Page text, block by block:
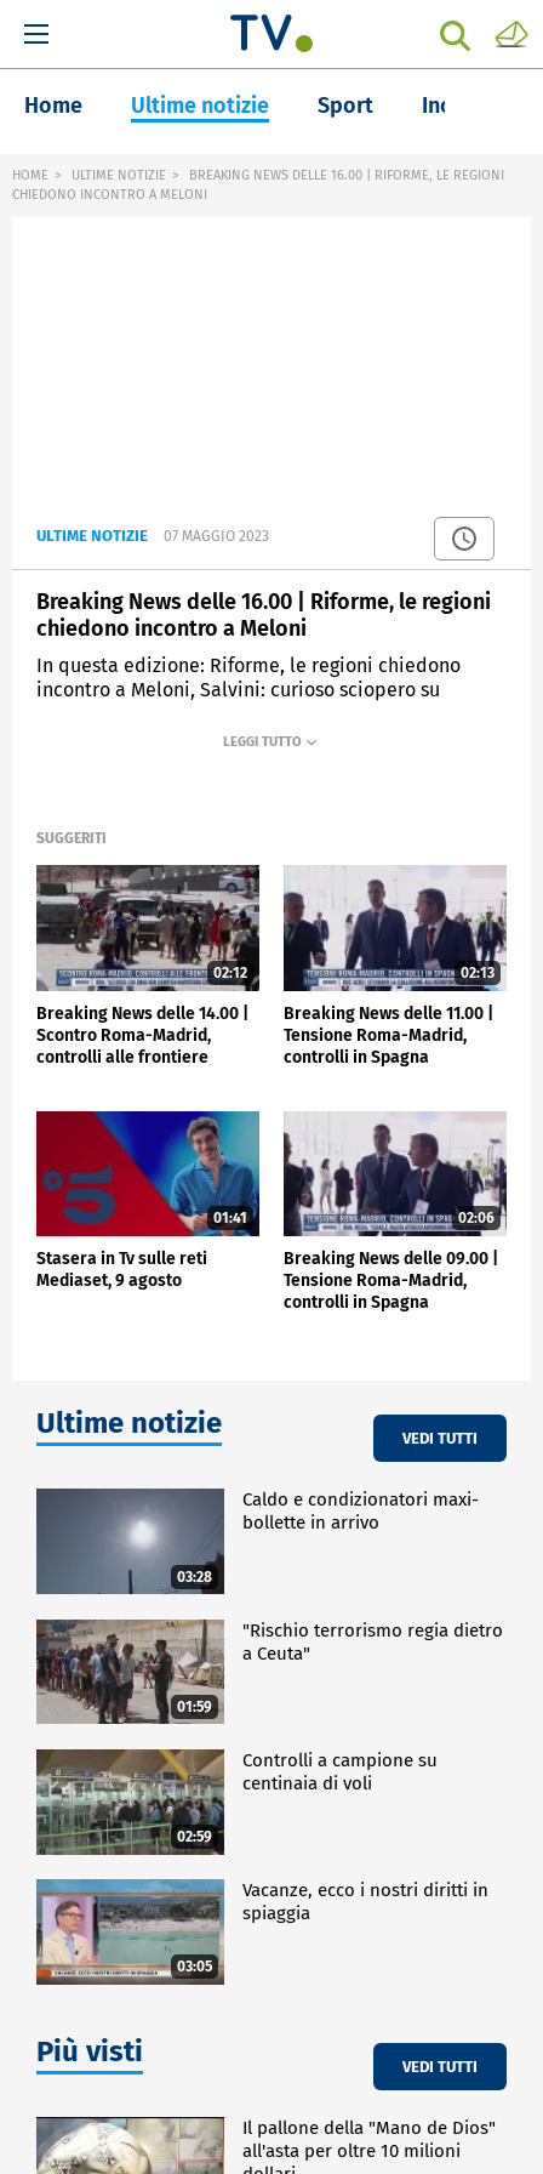
Home Ultime notizie Sport Inchieste
HOME ULTIME NOTIZIE
BREAKING NEWS DELLE 16.00 | RIFORME, LE REGIONI
CHIEDONO INCONTRO A MELONI
ULTIME NOTIZIE 07 MAGGIO 2023
Breaking News delle 16.00 | Riforme, le regioni
chiedono incontro a Meloni
In questa edizione: Riforme, le regioni chiedono
incontro a Meloni, Salvini: curioso sciopero su
Latina, preso l'uomo ricercato per stupro, Re Carlo
MEDIASET
SUGGERITI
02:12
Breaking News delle 14.00 |
Scontro Roma-Madrid,
controlli alle frontiere
02:13
Breaking News delle 11.00 |
Tensione Roma-Madrid,
controlli in Spagna
01:41
Stasera in Tv sulle reti
Mediaset, 9 agosto
02:06
Breaking News delle 09.00 |
Tensione Roma-Madrid,
controlli in Spagna
Ultime notizie VEDI TUTTI
03:28
Caldo e condizionatori maxi-
bollette in arrivo
01:59
"Rischio terrorismo regia dietro
a Ceuta"
02:59
Controlli a campione su
centinaia di voli
03:05
Vacanze, ecco i nostri diritti in
spiaggia
Più visti VEDI TUTTI
Il pallone della "Mano de Dios"
all'asta per oltre 10 milioni